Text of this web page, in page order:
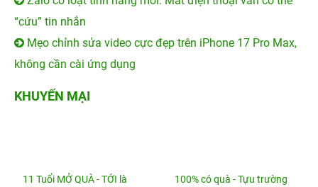
“cứu” tin nhắn
Mẹo chỉnh sửa video cực đẹp trên iPhone 17 Pro Max,
không cần cài ứng dụng
KHUYẾN MẠI
11 Tuổi MỞ QUÀ - TỚI là
100% có quà - Tựu trường